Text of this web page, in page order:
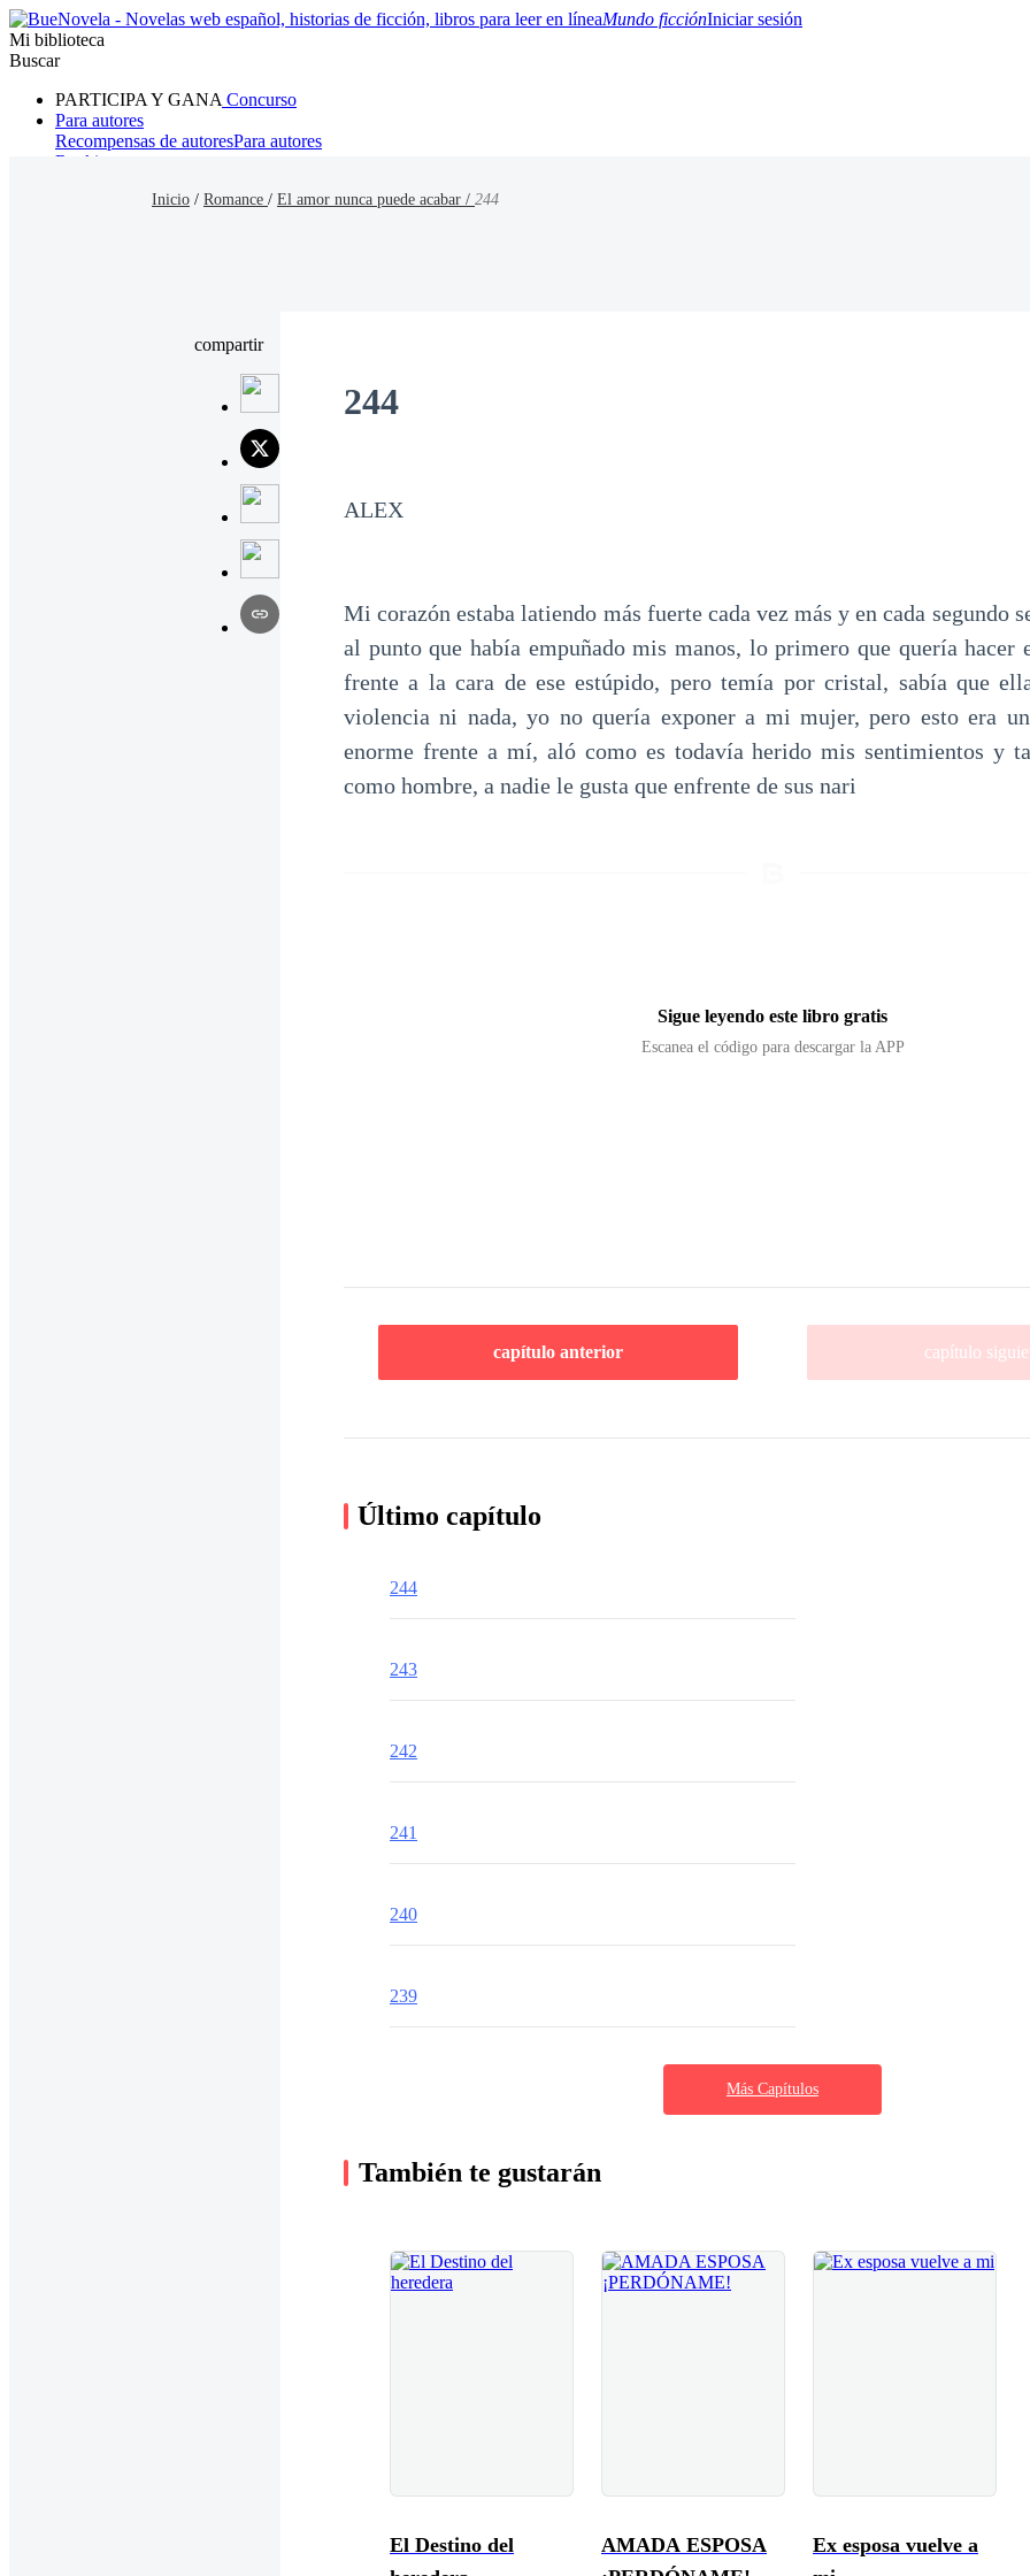
Mundo ficciónIniciar sesión
Mi biblioteca
Buscar
PARTICIPA Y GANA Concurso
Para autores
Recompensas de autoresPara autores
Ranking
Inicio / Romance / El amor nunca puede acabar / 244
compartir
244
ALEX
Mi corazón estaba latiendo más fuerte cada vez más y en cada segundo
al punto que había empuñado mis manos, lo primero que quería hacer
frente a la cara de ese estúpido, pero temía por cristal, sabía que
violencia ni nada, yo no quería exponer a mi mujer, pero esto era
enorme frente a mí, aló como es todavía herido mis sentimientos y
como hombre, a nadie le gusta que enfrente de sus nari
Sigue leyendo este libro gratis
Escanea el código para descargar la APP
capítulo anterior capítulo
Último capítulo
244
243
242
241
240
239
Más Capítulos
También te gustarán
El Destino del
AMADA ESPOSA
Ex esposa vuelve a